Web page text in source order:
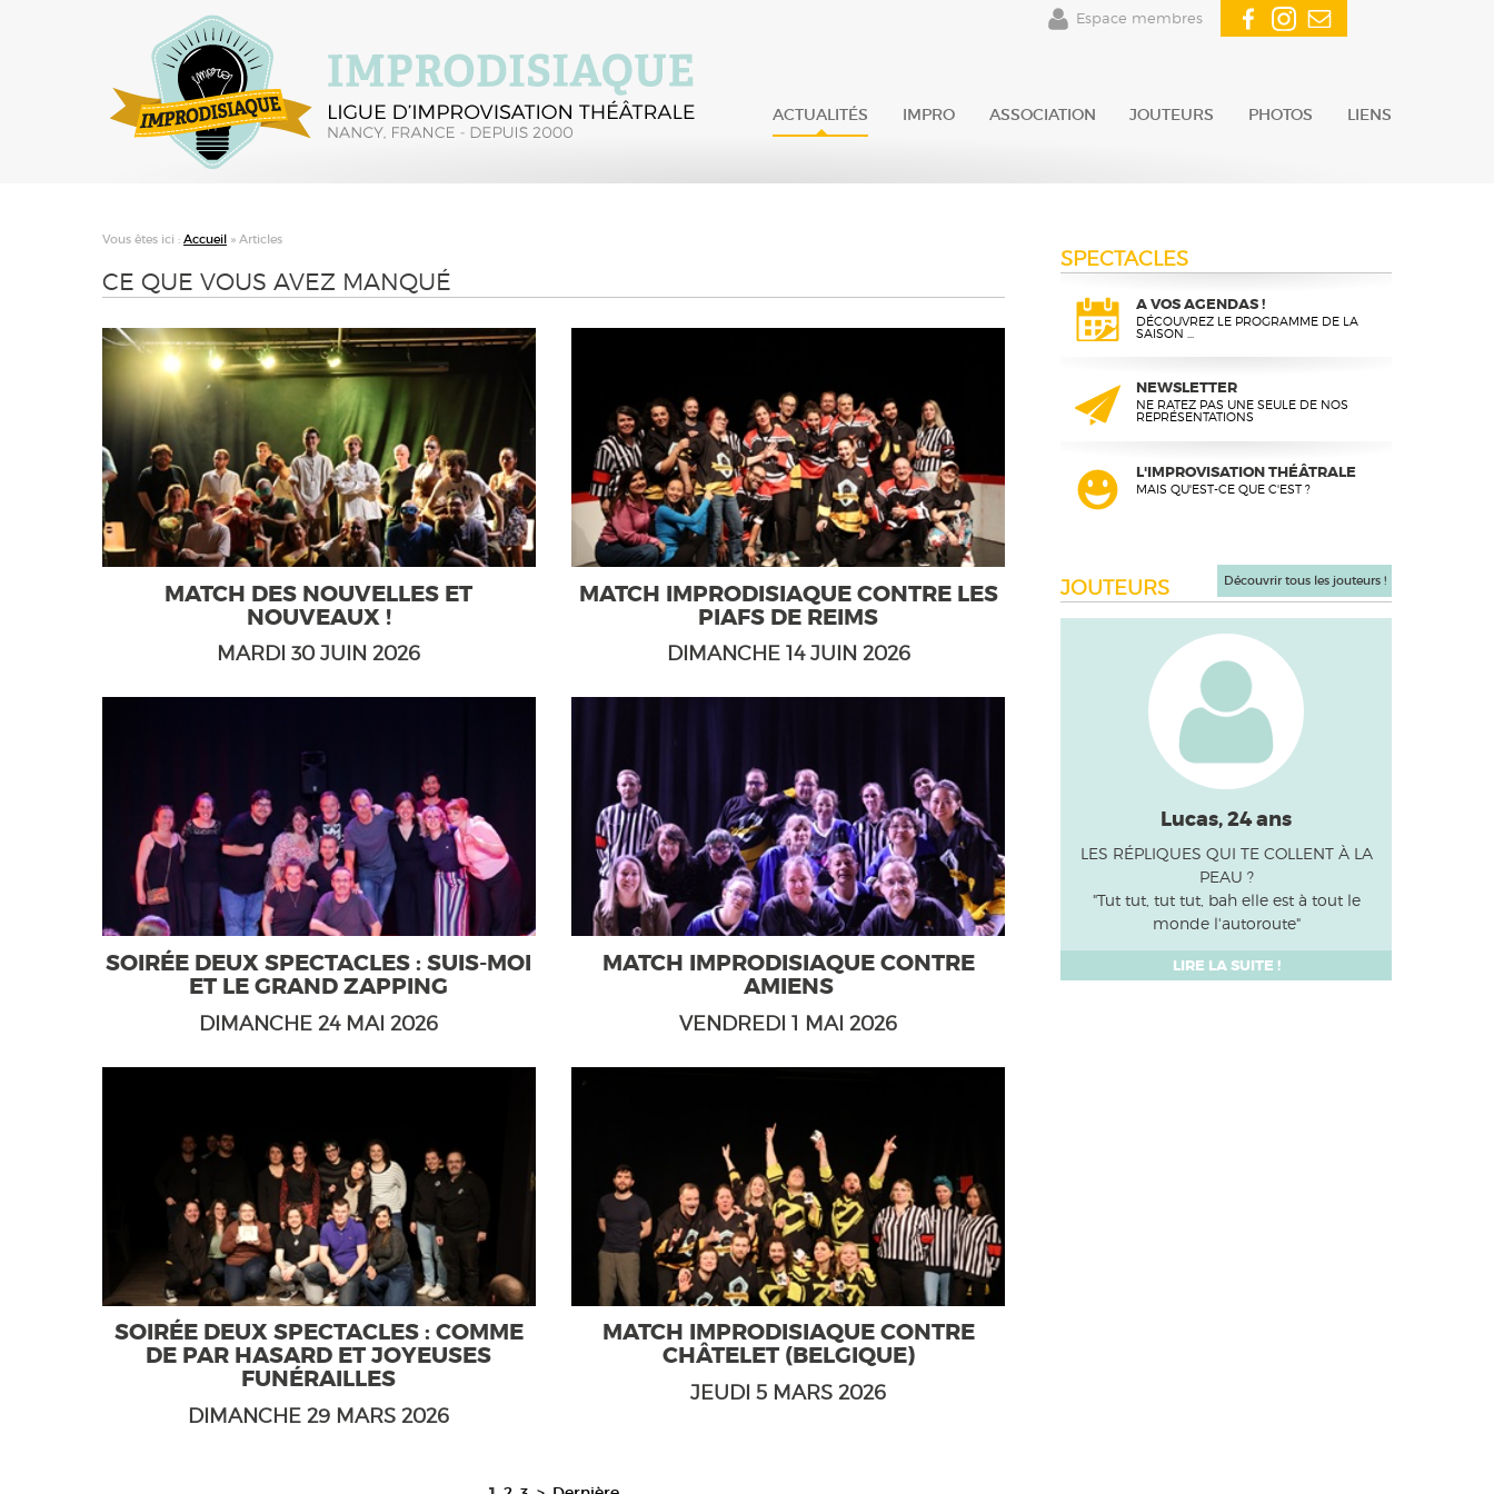
Espace membres
ACTUALITÉS IMPRO ASSOCIATION JOUTEURS PHOTOS LIENS
Vous êtes ici : Accueil » Articles
CE QUE VOUS AVEZ MANQUÉ
MATCH DES NOUVELLES ET
NOUVEAUX !
MARDI 30 JUIN 2026
MATCH IMPRODISIAQUE CONTRE LES
PIAFS DE REIMS
DIMANCHE 14 JUIN 2026
SOIRÉE DEUX SPECTACLES : SUIS-MOI
ET LE GRAND ZAPPING
DIMANCHE 24 MAI 2026
MATCH IMPRODISIAQUE CONTRE
AMIENS
VENDREDI 1 MAI 2026
SOIRÉE DEUX SPECTACLES : COMME
DE PAR HASARD ET JOYEUSES
FUNÉRAILLES
DIMANCHE 29 MARS 2026
MATCH IMPRODISIAQUE CONTRE
CHÂTELET (BELGIQUE)
JEUDI 5 MARS 2026
SPECTACLES
A VOS AGENDAS !
DÉCOUVREZ LE PROGRAMME DE LA
SAISON ...
NEWSLETTER
NE RATEZ PAS UNE SEULE DE NOS
REPRÉSENTATIONS
L'IMPROVISATION THÉÂTRALE
MAIS QU'EST-CE QUE C'EST ?
JOUTEURS Découvrir tous les jouteurs !
Lucas, 24 ans
LES RÉPLIQUES QUI TE COLLENT À LA
PEAU ?
"Tut tut, tut tut, bah elle est à tout le
monde l'autoroute"
LIRE LA SUITE !